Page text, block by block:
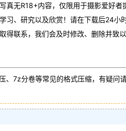
无R18+内容，仅限用于摄影爱好者
、研究以及欣赏！请在下载后24小时
联系，我们会及时修改、删除并致以
、7z分卷等常见的格式压缩，有疑问